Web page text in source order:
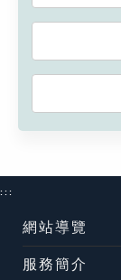
:::
網站導覽
服務簡介